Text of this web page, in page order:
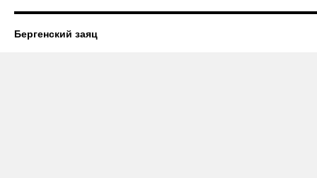
Бергенский заяц